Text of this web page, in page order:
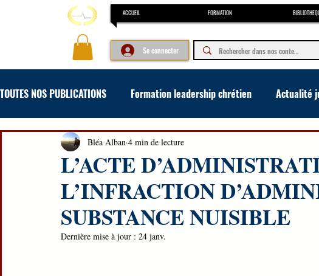
ACCUEIL FORMATION
Se connecter
TOUTES NOS PUBLICATIONS Formation leadership chrétien Actualité
Formation concours et examen Formation en art oratoire
L’ACTE
L’INFRACTION
SUBSTANCE NUISIBLE
Bléa Alban 4 min de lecture
Dernière mise à jour : 24 janv.